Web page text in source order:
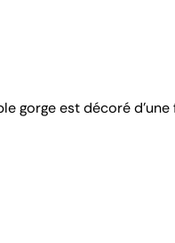
gorge est décoré